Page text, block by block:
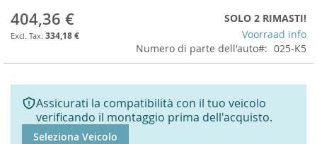
the
images
gallery
404,36 €
334,18 €
SOLO 2 RIMASTI!
Voorraad info
Numero di parte dell'auto
025-K5
Assicurati la compatibilità con il tuo veicolo
verificando il montaggio prima dell'acquisto.
Seleziona Veicolo